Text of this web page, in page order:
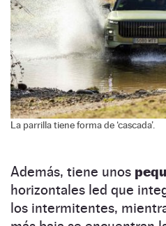
La parrilla tiene forma de ‘cascada’.
Además, tiene unos
horizontales led que
los intermitentes,